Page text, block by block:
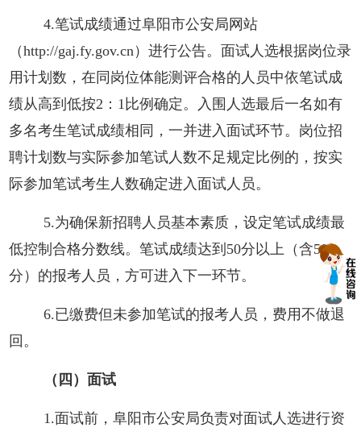
4.笔试成绩通过阜阳市公安局网站
（http://gaj.fy.gov.cn）进行公告。 面试人选根据岗位录
用计划数，在同岗位体能测评合格的人员中依笔试成
绩从高到低按2 ： 1 比例确定。 入围人选最后一名如有
多名考生笔试成绩相同，一并进入面试环节。岗位招
聘计划数与实际参加笔试人数不足规定比例的，按实
际参加笔试考生人数确定进入面试人员。
5.为确保新招聘人员基本素质，设定笔试成绩最
低控制合格分数线。笔试成绩达到50分以上（含50
分）的报考人员，方可进入下一环节。
6.已缴费但未参加笔试的报考人员，费用不做退
回。
（ 四 ）面试
1.面试前，阜阳市公安局负责对面试人选进行资